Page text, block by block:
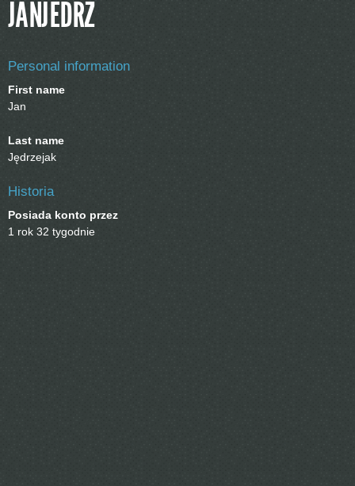
JANJEDRZ
Personal information
First name
Jan
Last name
Jędrzejak
Historia
Posiada konto przez
1 rok 32 tygodnie